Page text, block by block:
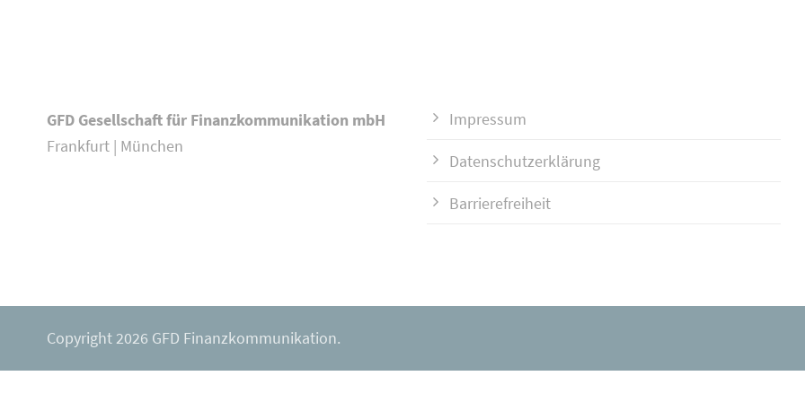
GFD Gesellschaft für Finanzkommunikation mbH
Frankfurt | München
Impressum
Datenschutzerklärung
Barrierefreiheit
Copyright 2026 GFD Finanzkommunikation.